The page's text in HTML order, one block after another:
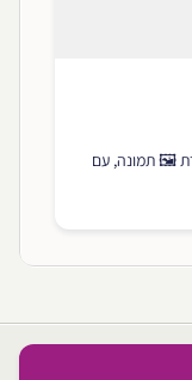
בצורת מסגרת 🖼 תמונה, עם